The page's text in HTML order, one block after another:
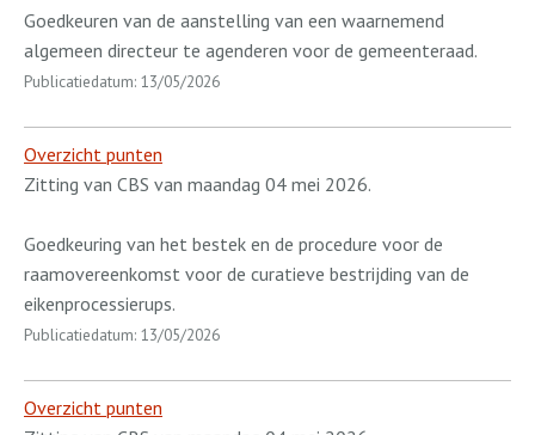
Goedkeuren van de aanstelling van een waarnemend
algemeen directeur te agenderen voor de gemeenteraad.
Publicatiedatum: 13/05/2026
Overzicht punten
Zitting van CBS van maandag 04 mei 2026.
Goedkeuring van het bestek en de procedure voor de
raamovereenkomst voor de curatieve bestrijding van de
eikenprocessierups.
Publicatiedatum: 13/05/2026
Overzicht punten